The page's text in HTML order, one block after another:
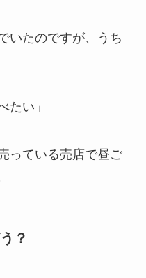
いたのですが、うち
たい」
っている売店で昼ご
？